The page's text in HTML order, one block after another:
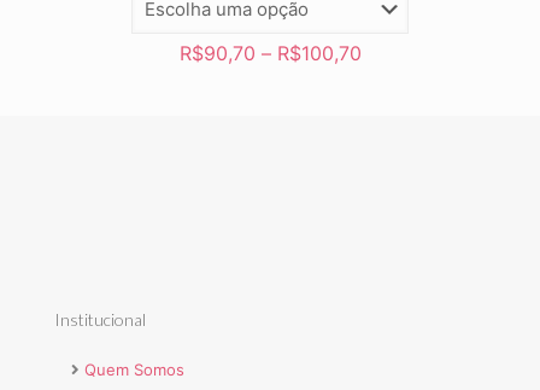
R$90,70 – R$100,70
Institucional
Quem Somos